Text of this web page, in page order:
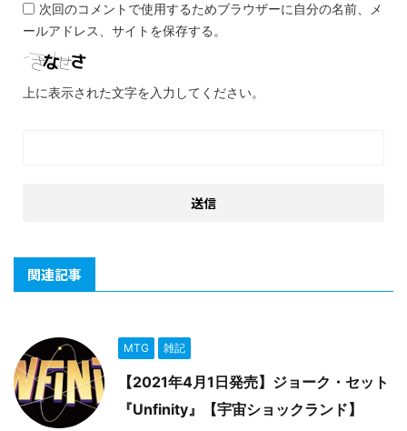
次回のコメントで使用するためブラウザーに自分の名前、メ
ールアドレス、サイトを保存する。
上に表示された文字を入力してください。
関連記事
MTG 雑記
【2021年4月1日発売】ジョーク・セット
『Unfinity』【宇宙ショックランド】